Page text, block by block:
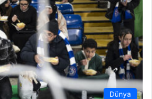
Dünya